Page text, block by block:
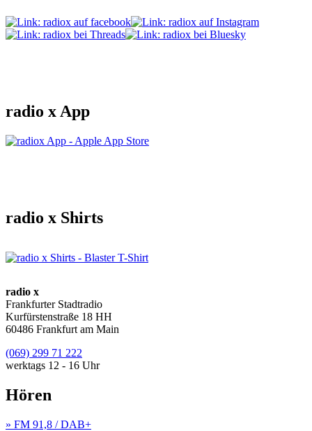
radio x App
radio x Shirts
radio x
Frankfurter Stadtradio
Kurfürstenstraße 18 HH
60486 Frankfurt am Main
(069) 299 71 222
werktags 12 - 16 Uhr
Hören
» FM 91,8 / DAB+